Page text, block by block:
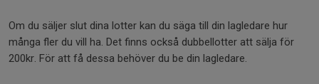
Om du säljer slut dina lotter kan du säga till din lagledare hur
många fler du vill ha. Det finns också dubbellotter att sälja för
200kr. För att få dessa behöver du be din lagledare.